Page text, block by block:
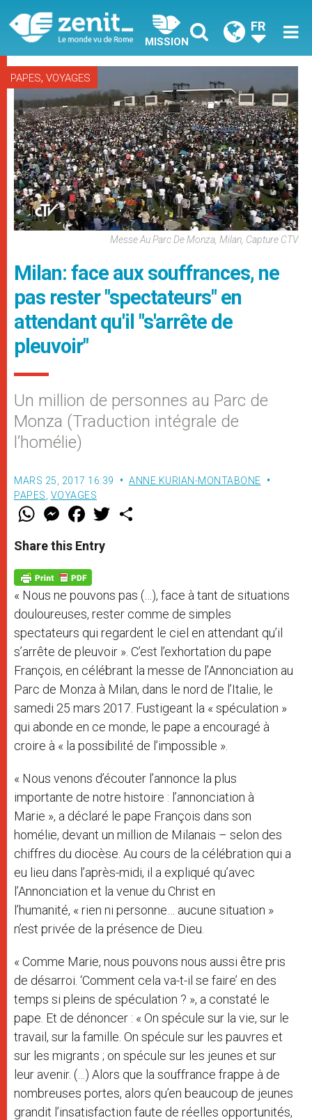
MISSION
FR
PAPES, VOYAGES
Messe Au Parc De Monza, Milan, Capture CTV
Milan: face aux souffrances, ne
pas rester "spectateurs" en
attendant qu'il "s'arrête de
pleuvoir"
Un million de personnes au Parc de
Monza (Traduction intégrale de
l’homélie)
MARS 25, 2017 16:39
ANNE KURIAN-MONTABONE
PAPES VOYAGES
W
t
s
p
p
M
e
s
e
g
e
r
F
a
e
b
o
k
w
Share this Entry
« Nous ne pouvons pas (…), face à tant de situations
douloureuses, rester comme de simples
spectateurs qui regardent le ciel en attendant qu’il
s’arrête de pleuvoir ». C’est l’exhortation du pape
François, en célébrant la messe de l’Annonciation au
Parc de Monza à Milan, dans le nord de l’Italie, le
samedi 25 mars 2017. Fustigeant la « spéculation »
qui abonde en ce monde, le pape a encouragé à
croire à « la possibilité de l’impossible ».
« Nous venons d’écouter l’annonce la plus
importante de notre histoire : l’annonciation à
Marie », a déclaré le pape François dans son
homélie, devant un million de Milanais – selon des
chiffres du diocèse. Au cours de la célébration qui a
eu lieu dans l’après-midi, il a expliqué qu’avec
l’Annonciation et la venue du Christ en
l’humanité, « rien ni personne… aucune situation »
n’est privée de la présence de Dieu.
« Comme Marie, nous pouvons nous aussi être pris
de désarroi. ‘Comment cela va-t-il se faire’ en des
temps si pleins de spéculation ? », a constaté le
pape. Et de dénoncer : « On spécule sur la vie, sur le
travail, sur la famille. On spécule sur les pauvres et
sur les migrants ; on spécule sur les jeunes et sur
leur avenir. (…) Alors que la souffrance frappe à de
nombreuses portes, alors qu’en beaucoup de jeunes
grandit l’insatisfaction faute de réelles opportunités,